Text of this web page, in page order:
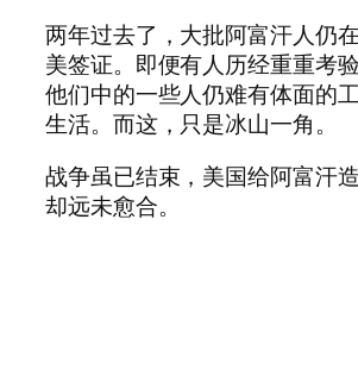
两年过去了，大批阿富汗人仍
美签证。即便有人历经重重考
他们中的一些人仍难有体面的
生活。而这，只是冰山一角。
战争虽已结束，美国给阿富汗
却远未愈合。